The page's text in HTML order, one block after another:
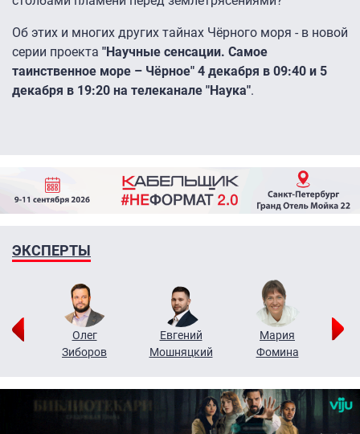
Об этих и многих других тайнах Чёрного моря - в новой
серии проекта "Научные сенсации. Самое
таинственное море – Чёрное" 4 декабря в 09:40 и 5
декабря в 19:20 на телеканале "Наука".
ЭКСПЕРТЫ
Олег
Зиборов
Евгений
Мошняцкий
Мария
Фомина